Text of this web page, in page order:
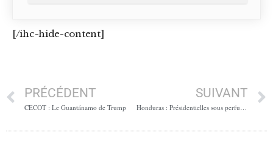
[/ihc-hide-content]
PRÉCÉDENT
CECOT : Le Guantánamo de Trump
SUIVANT
Honduras : Présidentielles sous perfusion américaine